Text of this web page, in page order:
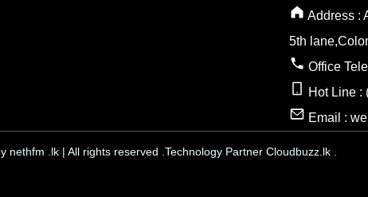
Address :
5th
Office
Hot Line :
Email :
nethfm .lk | All rights reserved .Technology Partner Cloudbuzz.lk .